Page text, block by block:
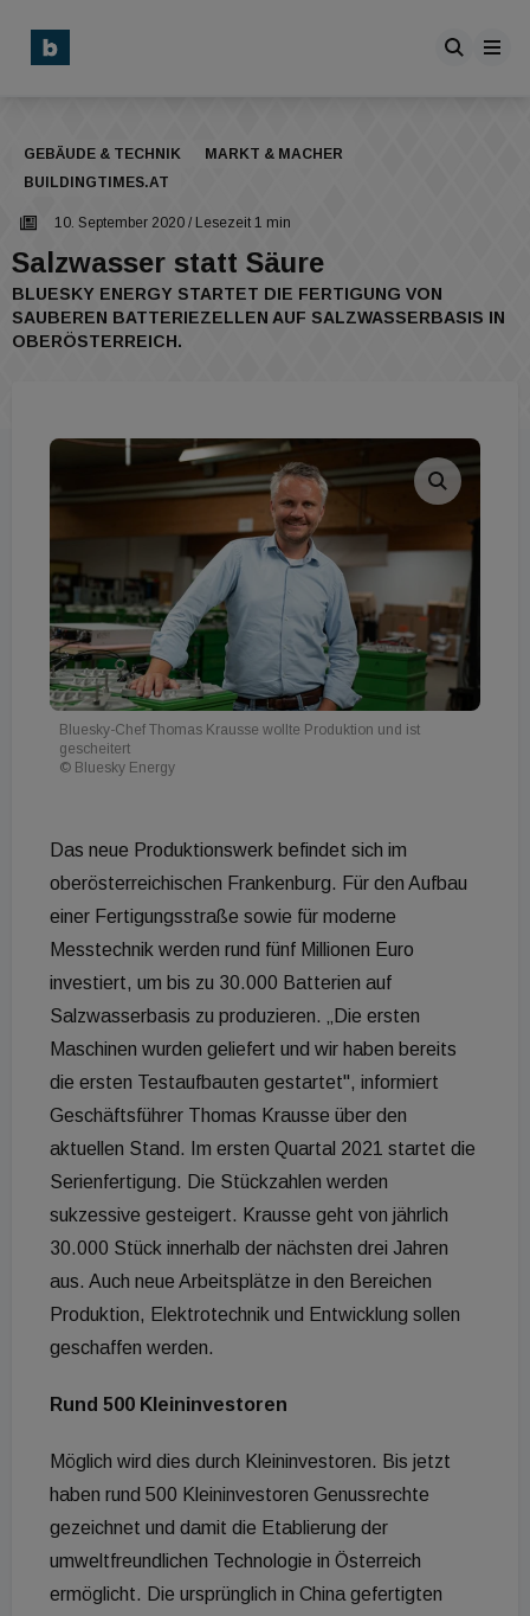
GEBÄUDE & TECHNIK
MARKT & MACHER
BUILDINGTIMES.AT
10. September 2020 / Lesezeit 1 min
Salzwasser statt Säure
BLUESKY ENERGY STARTET DIE FERTIGUNG VON
SAUBEREN BATTERIEZELLEN AUF SALZWASSERBASIS IN
OBERÖSTERREICH.
Bluesky-Chef Thomas Krausse wollte Produktion und ist
gescheitert
© Bluesky Energy
Das neue Produktionswerk befindet sich im
oberösterreichischen Frankenburg. Für den Aufbau
einer Fertigungsstraße sowie für moderne
Messtechnik werden rund fünf Millionen Euro
investiert, um bis zu 30.000 Batterien auf
Salzwasserbasis zu produzieren. „Die ersten
Maschinen wurden geliefert und wir haben bereits
die ersten Testaufbauten gestartet", informiert
Geschäftsführer Thomas Krausse über den
aktuellen Stand. Im ersten Quartal 2021 startet die
Serienfertigung. Die Stückzahlen werden
sukzessive gesteigert. Krausse geht von jährlich
30.000 Stück innerhalb der nächsten drei Jahren
aus. Auch neue Arbeitsplätze in den Bereichen
Produktion, Elektrotechnik und Entwicklung sollen
geschaffen werden.
Rund 500 Kleininvestoren
Möglich wird dies durch Kleininvestoren. Bis jetzt
haben rund 500 Kleininvestoren Genussrechte
gezeichnet und damit die Etablierung der
umweltfreundlichen Technologie in Österreich
ermöglicht. Die ursprünglich in China gefertigten